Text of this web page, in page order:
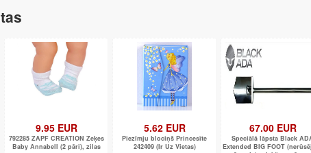
9.95 EUR
792285 ZAPF CREATION Zeķes
Baby Annabell (2 pāri), zilas
5.62 EUR
Piezīmju blociņš Princesīte
242409 (Ir Uz Vietas)
67.00 EUR
Speciālā lāpsta Black
Extended BIG FOOT